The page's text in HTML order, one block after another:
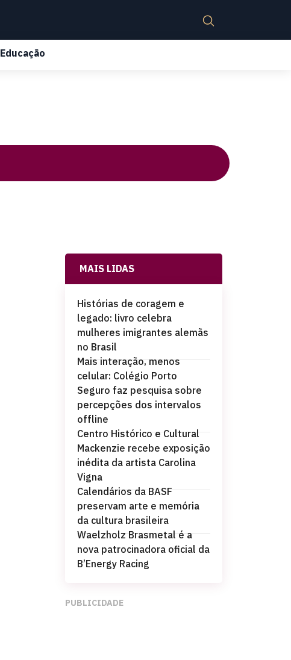
Educação
MAIS LIDAS
Histórias de coragem e
legado: livro celebra
mulheres imigrantes alemãs
no Brasil
Mais interação, menos
celular: Colégio Porto
Seguro faz pesquisa sobre
percepções dos intervalos
offline
Centro Histórico e Cultural
Mackenzie recebe exposição
inédita da artista Carolina
Vigna
Calendários da BASF
preservam arte e memória
da cultura brasileira
Waelzholz Brasmetal é a
nova patrocinadora oficial da
B’Energy Racing
PUBLICIDADE